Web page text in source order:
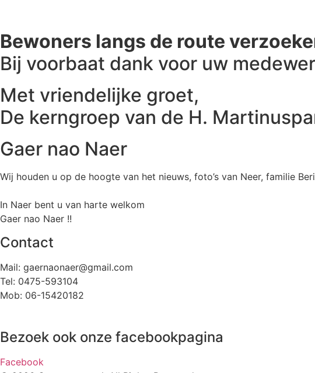
Bewoners langs de route
Bij voorbaat dank voor uw
Met vriendelijke groet,
De kerngroep van de H.
Gaer nao Naer
Wij houden u op de hoogte van het nieuws, foto’s van Neer, familie
In Naer bent u van harte welkom
Gaer nao Naer !!
Contact
Mail: gaernaonaer@gmail.com
Tel: 0475-593104
Mob: 06-15420182
Bezoek ook onze facebookpagina
Facebook